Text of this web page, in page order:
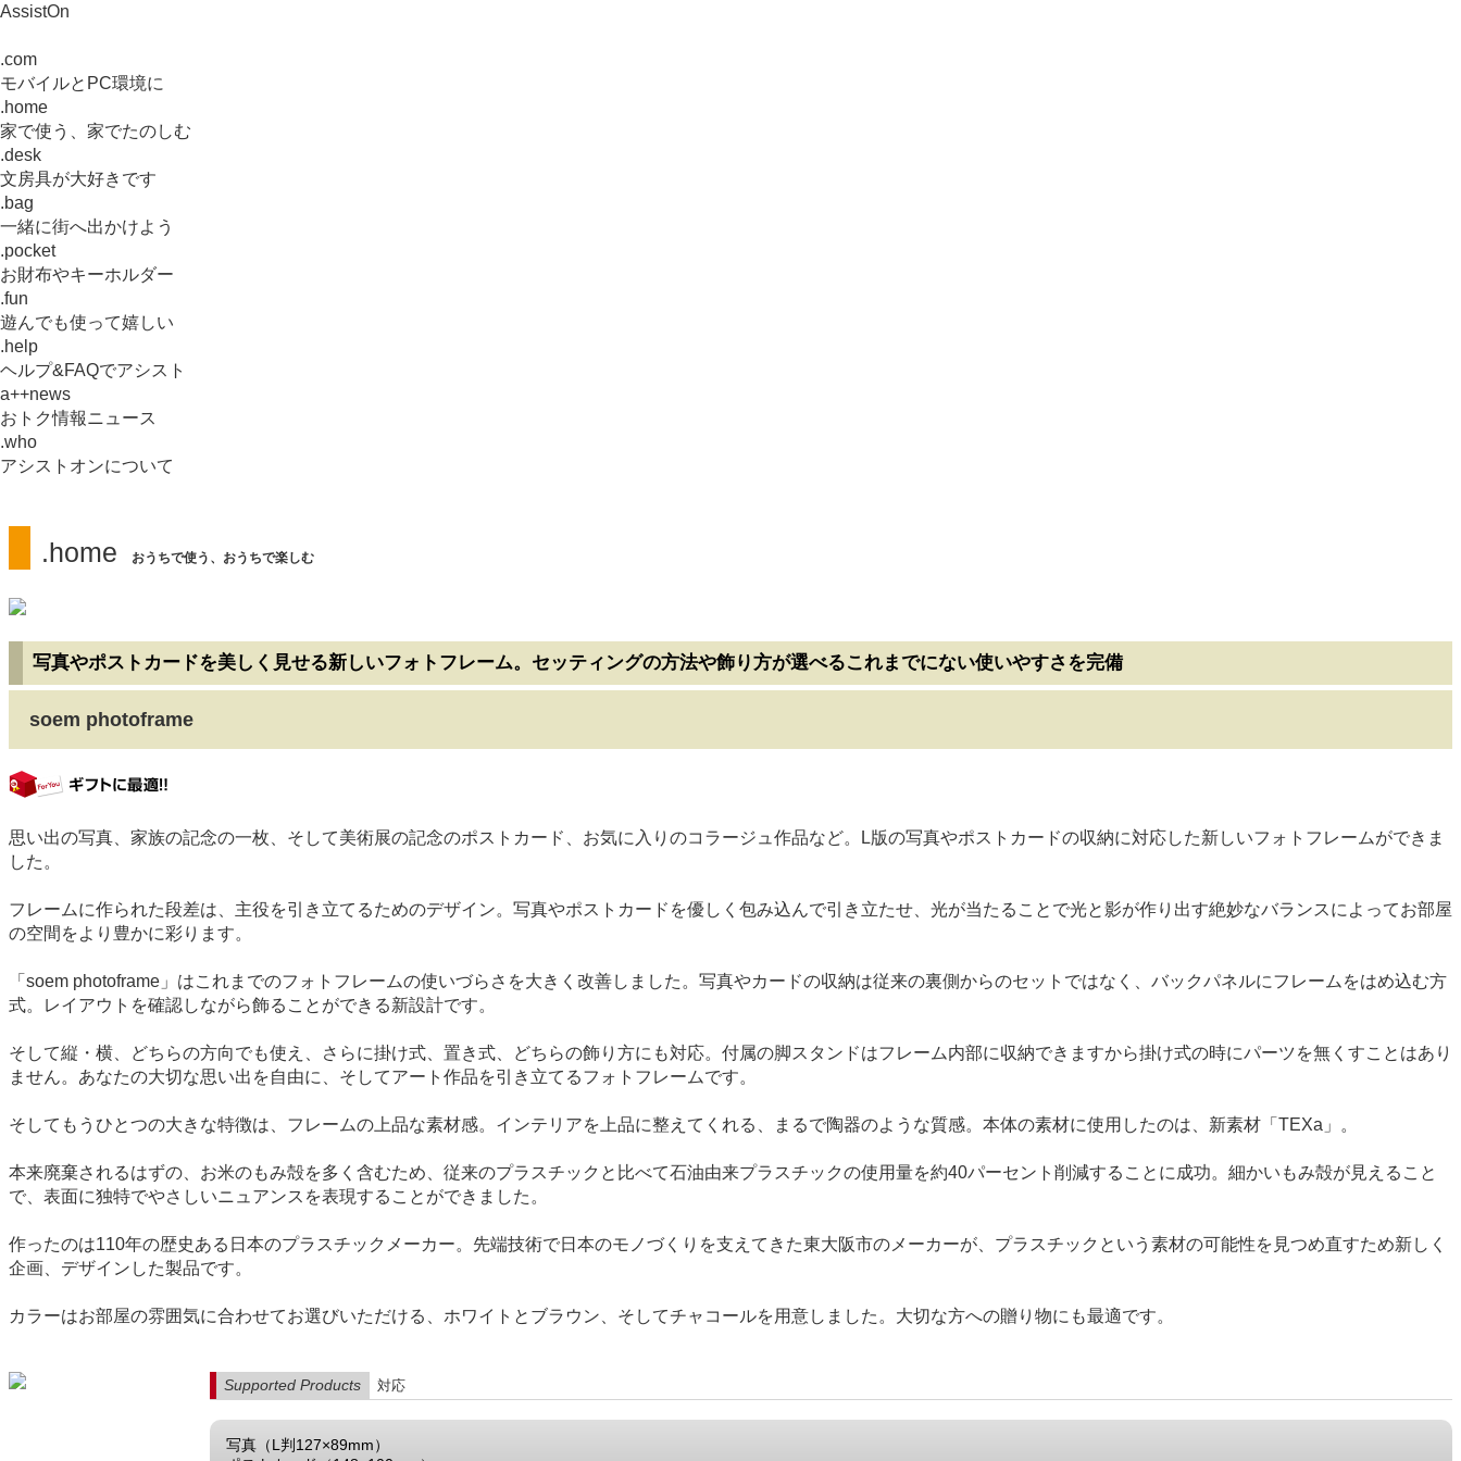
.home おうちで使う、おうちで楽しむ
写真やポストカードを美しく見せる新しいフォトフレーム。セッティングの方法や飾り方が選べるこれまでにない使いやすさを完備
soem photoframe
思い出の写真、家族の記念の一枚、そして美術展の記念のポストカード、お気に入りのコラージュ作品など。L版の写真やポストカードの収納に対応した新しいフォトフレームができま
した。
フレームに作られた段差は、主役を引き立てるためのデザイン。写真やポストカードを優しく包み込んで引き立たせ、光が当たることで光と影が作り出す絶妙なバランスによってお部屋
の空間をより豊かに彩ります。
「soem photoframe」はこれまでのフォトフレームの使いづらさを大きく改善しました。写真やカードの収納は従来の裏側からのセットではなく、バックパネルにフレームをはめ込む方
式。レイアウトを確認しながら飾ることができる新設計です。
そして縦・横、どちらの方向でも使え、さらに掛け式、置き式、どちらの飾り方にも対応。付属の脚スタンドはフレーム内部に収納できますから掛け式の時にパーツを無くすことはあり
ません。あなたの大切な思い出を自由に、そしてアート作品を引き立てるフォトフレームです。
そしてもうひとつの大きな特徴は、フレームの上品な素材感。インテリアを上品に整えてくれる、まるで陶器のような質感。本体の素材に使用したのは、新素材「TEXa」。
本来廃棄されるはずの、お米のもみ殻を多く含むため、従来のプラスチックと比べて石油由来プラスチックの使用量を約40パーセント削減することに成功。細かいもみ殻が見えること
で、表面に独特でやさしいニュアンスを表現することができました。
作ったのは110年の歴史ある日本のプラスチックメーカー。先端技術で日本のモノづくりを支えてきた東大阪市のメーカーが、プラスチックという素材の可能性を見つめ直すため新しく
企画、デザインした製品です。
カラーはお部屋の雰囲気に合わせてお選びいただける、ホワイトとブラウン、そしてチャコールを用意しました。大切な方への贈り物にも最適です。
Supported Products 対応
写真（L判127×89mm）
AssistOn
.com
モバイルとPC環境に
.home
家で使う、家でたのしむ
.desk
文房具が大好きです
.bag
一緒に街へ出かけよう
.pocket
お財布やキーホルダー
.fun
遊んでも使って嬉しい
.help
ヘルプ&FAQでアシスト
a++news
おトク情報ニュース
.who
アシストオンについて